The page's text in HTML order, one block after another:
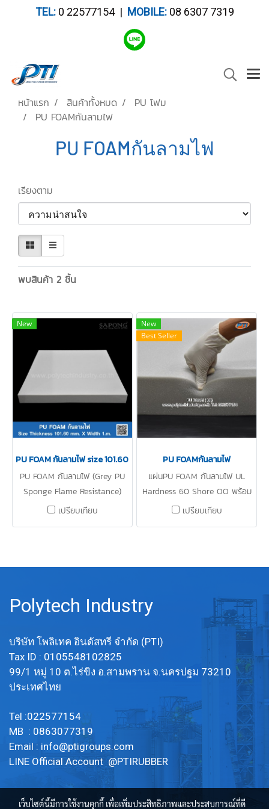
TEL:0 22577154 | MOBILE: 08 6307 7319
หน้าแรก สินค้าทั้งหมด
PU โฟม
PU FOAMกันลามไฟ
PU FOAMกันลามไฟ
เรียงตาม
พบสินค้า 2 ชิ้น
New
PU FOAM กันลามไฟ size 101.60mm x 1m
PU FOAM กันลามไฟ (Grey PU
Sponge Flame Resistance)
Size Thickness 101.60 mm. X
กดก็จะเกิดการยุบตัว และสามารถ
แรงกระแทกได้ดี ลดการสั่น ซับ
เสียง มีน้ำหนักเบา Tel : 0-2257-
Line OA : @PTIRUBBER
เปรียบเทียบ
New
Best Seller
PU FOAMกันลามไฟ
แผ่นPU FOAM กันลามไฟ UL
Hardness 60 Shore OO พร้อม
ส่งหลากหลายตวามหนา Tel:
เปรียบเทียบ
Polytech Industry
บริษัท โพลิเทค อินดัสทรี จำกัด (PTI)
Tax ID : 0105548102825
99/1 หมู่ 10 ต.ไร่ขิง อ.สามพราน จ.นครปฐม 73210
ประเทศไทย
Tel :022577154
MB : 0863077319
Email : info@ptigroups.com
LINE Official Account @PTIRUBBER
เว็บไซต์นี้มีการใช้งานคุกกี้ เพื่อเพิ่มประสิทธิภาพและประสบการณ์ที่ดี